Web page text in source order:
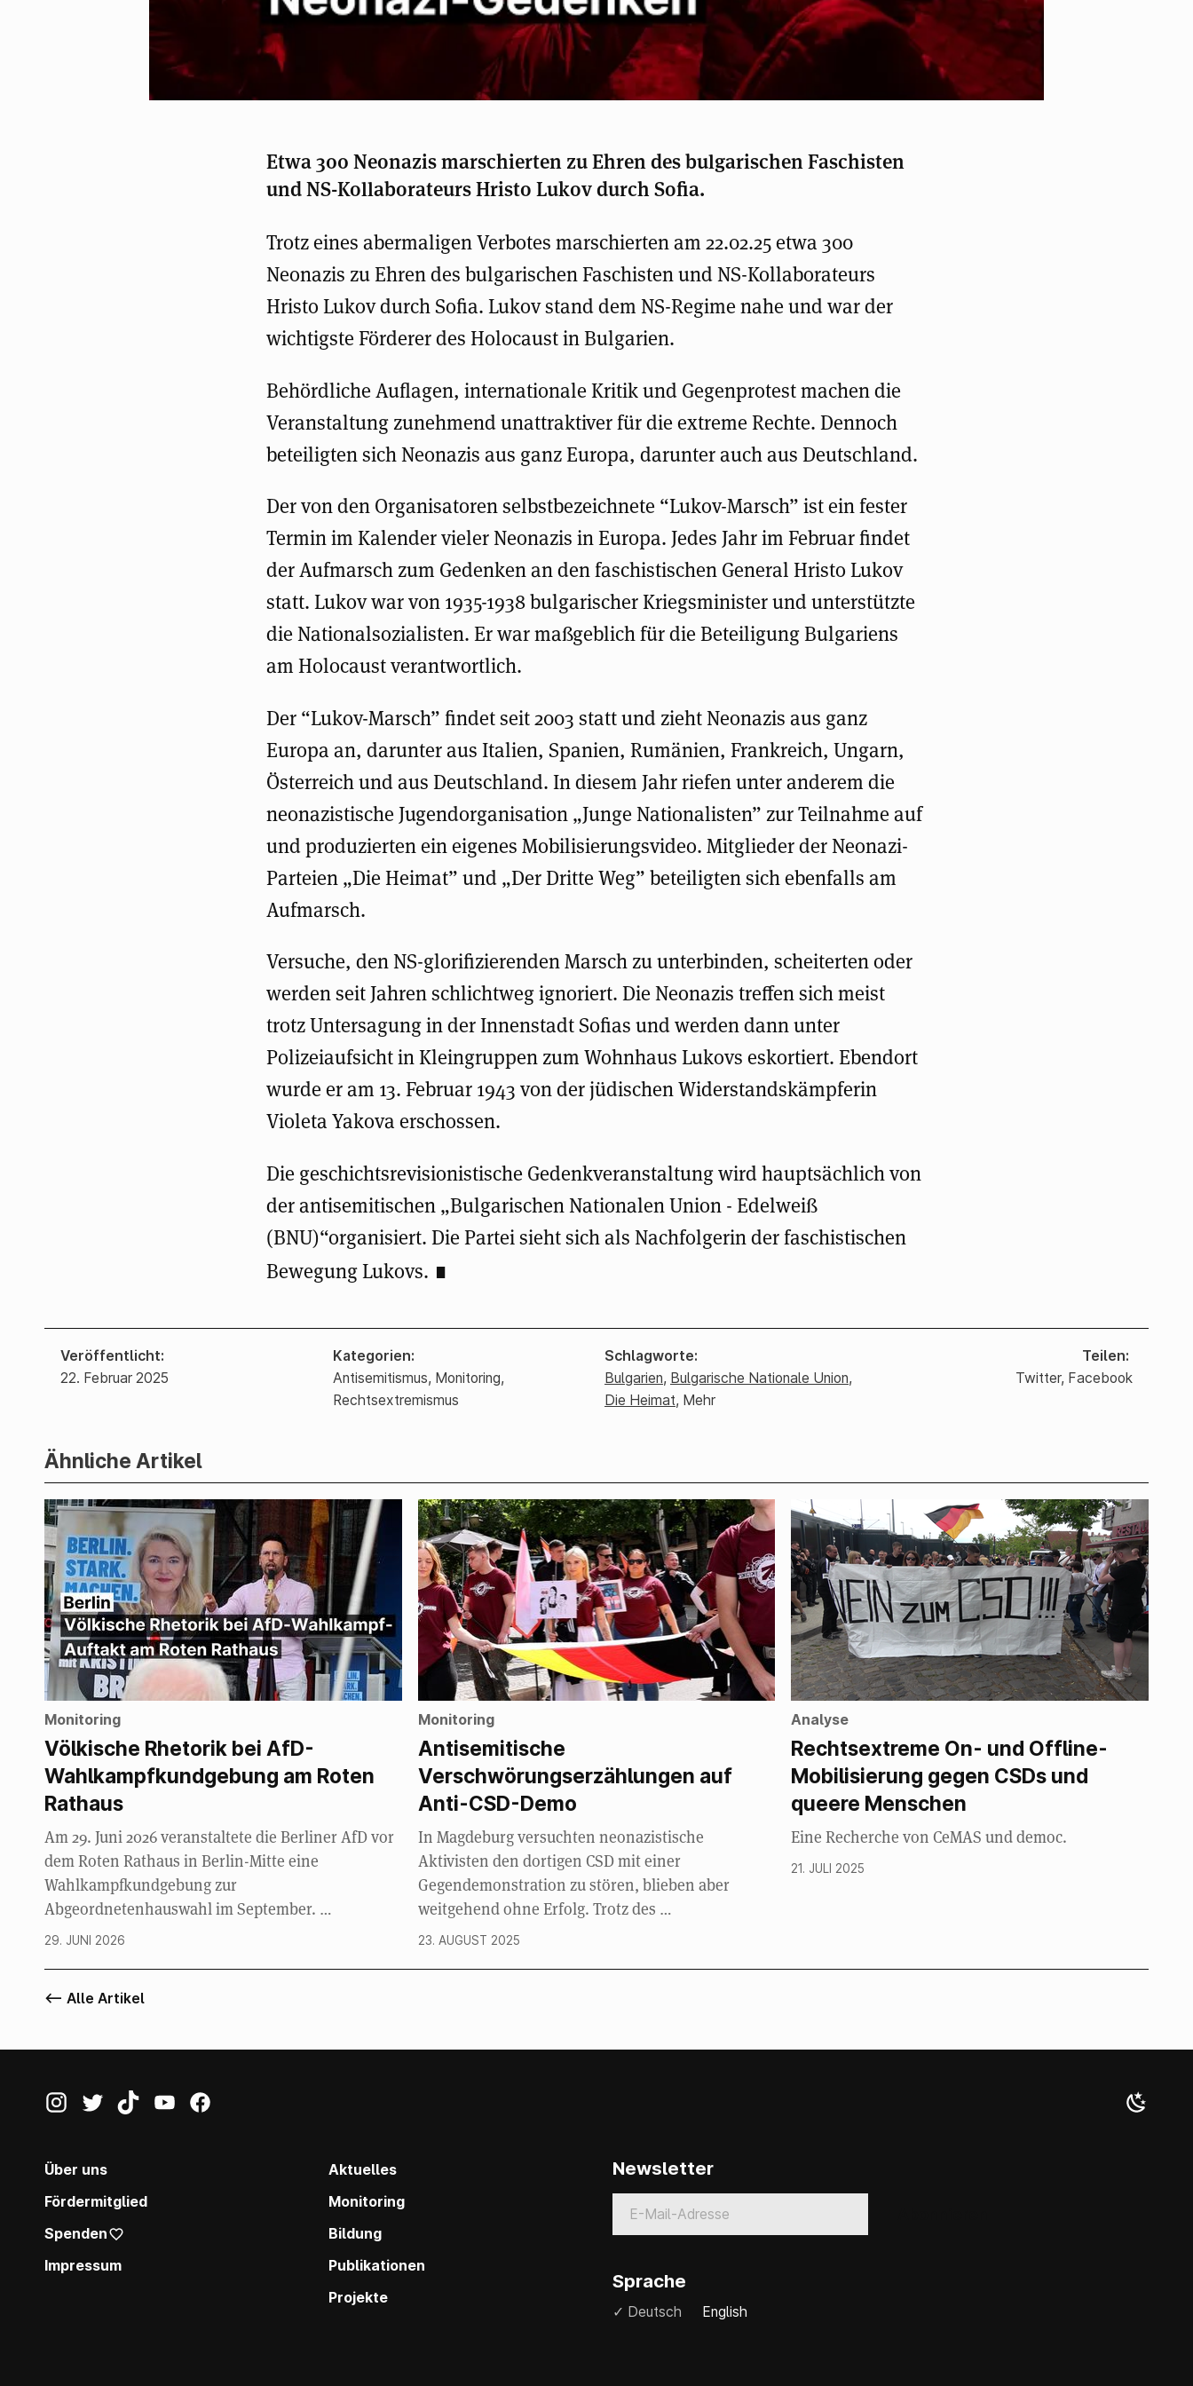
Etwa 300 Neonazis marschierten zu Ehren des bulgarischen Faschisten
und NS-Kollaborateurs Hristo Lukov durch Sofia.
Trotz eines abermaligen Verbotes marschierten am 22.02.25 etwa 300
Neonazis zu Ehren des bulgarischen Faschisten und NS-Kollaborateurs
Hristo Lukov durch Sofia. Lukov stand dem NS-Regime nahe und war der
wichtigste Förderer des Holocaust in Bulgarien.
Behördliche Auflagen, internationale Kritik und Gegenprotest machen die
Veranstaltung zunehmend unattraktiver für die extreme Rechte. Dennoch
beteiligten sich Neonazis aus ganz Europa, darunter auch aus Deutschland.
Der von den Organisatoren selbstbezeichnete “Lukov-Marsch” ist ein fester
Termin im Kalender vieler Neonazis in Europa. Jedes Jahr im Februar findet
der Aufmarsch zum Gedenken an den faschistischen General Hristo Lukov
statt. Lukov war von 1935-1938 bulgarischer Kriegsminister und unterstützte
die Nationalsozialisten. Er war maßgeblich für die Beteiligung Bulgariens
am Holocaust verantwortlich.
Der “Lukov-Marsch” findet seit 2003 statt und zieht Neonazis aus ganz
Europa an, darunter aus Italien, Spanien, Rumänien, Frankreich, Ungarn,
Österreich und aus Deutschland. In diesem Jahr riefen unter anderem die
neonazistische Jugendorganisation „Junge Nationalisten” zur Teilnahme auf
und produzierten ein eigenes Mobilisierungsvideo. Mitglieder der Neonazi-
Parteien „Die Heimat” und „Der Dritte Weg” beteiligten sich ebenfalls am
Aufmarsch.
Versuche, den NS-glorifizierenden Marsch zu unterbinden, scheiterten oder
werden seit Jahren schlichtweg ignoriert. Die Neonazis treffen sich meist
trotz Untersagung in der Innenstadt Sofias und werden dann unter
Polizeiaufsicht in Kleingruppen zum Wohnhaus Lukovs eskortiert. Ebendort
wurde er am 13. Februar 1943 von der jüdischen Widerstandskämpferin
Violeta Yakova erschossen.
Die geschichtsrevisionistische Gedenkveranstaltung wird hauptsächlich von
der antisemitischen „Bulgarischen Nationalen Union - Edelweiß
(BNU)“organisiert. Die Partei sieht sich als Nachfolgerin der faschistischen
Bewegung Lukovs.
Veröffentlicht
22. Februar 2025
Kategorien
Antisemitismus, Monitoring,
Rechtsextremismus
Schlagworte
Bulgarien, Bulgarische Nationale Union,
Die Heimat, Mehr
Teilen
Twitter, Facebook
Ähnliche Artikel
Monitoring
Völkische Rhetorik bei AfD-
Wahlkampfkundgebung am Roten
Rathaus
Am 29. Juni 2026 veranstaltete die Berliner AfD vor
dem Roten Rathaus in Berlin-Mitte eine
Wahlkampfkundgebung zur
Abgeordnetenhauswahl im September. …
29. JUNI 2026
Monitoring
Antisemitische
Verschwörungserzählungen auf
Anti-CSD-Demo
In Magdeburg versuchten neonazistische
Aktivisten den dortigen CSD mit einer
Gegendemonstration zu stören, blieben aber
weitgehend ohne Erfolg. Trotz des …
23. AUGUST 2025
Analyse
Rechtsextreme On- und Offline-
Mobilisierung gegen CSDs und
queere Menschen
Eine Recherche von CeMAS und democ.
21. JULI 2025
<-- Alle Artikel
Über uns
Fördermitglied
Spenden
Impressum
Aktuelles
Monitoring
Bildung
Publikationen
Projekte
Newsletter
Sprache
✓ Deutsch English